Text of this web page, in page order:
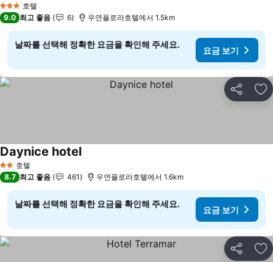
3 성급 호텔
9.0 최고 좋음 6 우연플로라호텔에서 1.5km
날짜를 선택해 정확한 요금을 확인해 주세요.
요금 보기
공유 즐
2 성급호텔
Daynice hotel요금 보기
8.7 최고 좋음 461 우연플로라호텔에서 1.6km
날짜를 선택해 정확한 요금을 확인해 주세요.
요금 보기
공유 즐